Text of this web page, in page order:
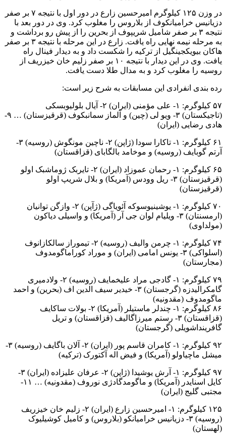
در وزن ۱۲۵ کیلوگرم امیرحسین زارع در دور اول با نتیجه ۷ بر صفر
دزیانیس خرامیانکوف از بلاروس را مغلوب کرد. وی در دور بعد با
نتیجه ۳ بر صفر شامیل شریپوف از بحرین را از پیش رو برداشت و
به مرحله نیمه نهایی راه یافت. زارع در این مرحله با نتیجه ۳ بر صفر
هاکان بیویکجینگیل از ترکیه را شکست داد و به دیدار فینال راه
یافت. وی در این دیدار با نتیجه ۱۰ بر صفر زلیم خان خیزریف از
روسیه را مغلوب کرد و به مدال طلا دست یافت.
رده بندی انفرادی این مسابقات به شرح زیر است:
۵۷ کیلوگرم: ۱- علی مؤمنی (ایران) ۲- آیال بلولیوبسکی
(تاجیکستان) ۳- ویو لی (چین) و آلماز سمانبکوف (قرقیزستان) … ۹-
هادی رضایی (ایران)
۶۱ کیلوگرم: ۱- تاکارا سودا (ژاپن) ۲- ناچین مونگوش (روسیه) ۳-
آرتم گوبایف (روسیه) و موخامد بالگابای (قزاقستان)
۶۵ کیلوگرم: ۱- رحمان عموزاد (ایران) ۲- تایربک ژوماشبک اولو
(قرقیزستان) ۳- ریل وودس (آمریکا) و بلال شریپ اولو
(قرقیزستان)
۷۰ کیلوگرم: ۱- یوشینیوسوکه آئویاگی (ژآپن) ۲- وازگن توانیان
(ارمسنتان) ۳- ویلیام لوان جی آر (آمریکا) و واسیلی دیاکون
(مولداوی)
۷۴ کیلوگرم: ۱- چرمن والیف (روسیه) ۲- تیموراز سالکازانوف
(اسلواکی) ۳- یونس امامی (ایران) و موراد کوراماگومدوف
(مجارستان)
۷۹ کیلوگرم: ۱- گادجی مراد علیخمایف (روسیه) ۲- ولادمیری
گامکرالیدزه (گرجستان) ۳- خیدیر سیف الدین اف (بحرین) و احمد
ماگومدوف (مقدونیه)
۸۶ کیلوگرم: ۱- چندلر ماستیلر (آمریکا) ۲- بولات ساکایف
(قزاقستان) ۳- رستم میرزاگالیف (قزاقستان) و تریل
گافرینداشویلی (گرجستان)
۹۲ کیلوگرم: ۱- کامران قاسم پور (ایران) ۲- آلان باگایف (روسیه) ۳-
میشل ماچیاولو (آمریکا) و فیض اله آکتورک (ترکیه)
۹۷ کیلوگرم: ۱- آرش یوشیدا (ژاپن) ۲- عرفان علیزاده (ایران) ۳-
کایل اسنایدر (آمریکا) و ماگومدگادژی نوروف (مقدونیه) … ۱۱-
مجتبی گلیج (ایران)
۱۲۵ کیلوگرم: ۱- امیرحسین زارع (ایران) ۲- زلیم خان خیزریف
(روسیه) ۳- دزیانیس خرامیانکو (بلاروس) و کامیل کوشیلیوک
(لهستان)